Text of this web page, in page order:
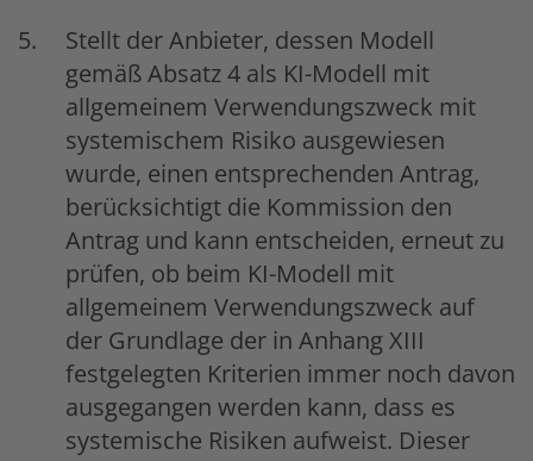
Stellt der Anbieter, dessen Modell
gemäß Absatz 4 als KI-Modell mit
allgemeinem Verwendungszweck mit
systemischem Risiko ausgewiesen
wurde, einen entsprechenden Antrag,
berücksichtigt die Kommission den
Antrag und kann entscheiden, erneut zu
prüfen, ob beim KI-Modell mit
allgemeinem Verwendungszweck auf
der Grundlage der in Anhang XIII
festgelegten Kriterien immer noch davon
ausgegangen werden kann, dass es
systemische Risiken aufweist. Dieser